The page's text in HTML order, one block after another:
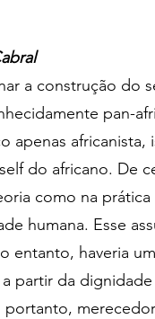
a construção do
pan-
apenas
do africano. De
como na
humana. Esse
entanto, haveria
partir da